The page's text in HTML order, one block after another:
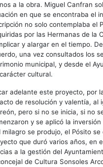
a la obra. Miguel Canfran
en que se encontraba el
no solo contemplaba el
por las Hermanas de la
y alargar en el tiempo.
una vez consultados los
municipal, y desde el
cultural.
adelante este proyecto, por
de resolución y valentía, al
pero si no se inicia, si no
y se aplicó la
milagro se produjo, el Pósito
que duró varios años, en
a la gestión del
de Cultura Sonsoles